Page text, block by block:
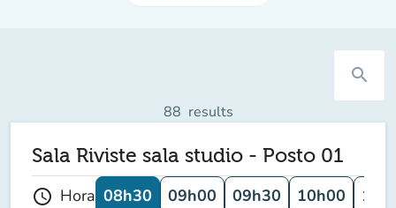
search
88 results
Sala Riviste sala studio - Posto 01
schedule Hora 08h30 09h00 09h30 10h00